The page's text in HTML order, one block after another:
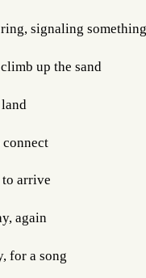
signaling something
up the sand
arrive
again
for a song